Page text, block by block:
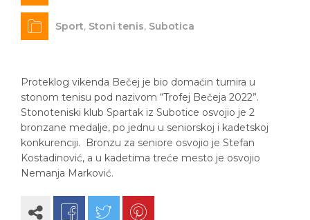
Sport, Stoni tenis, Subotica
Proteklog vikenda Bečej je bio domaćin turnira u
stonom tenisu pod nazivom “Trofej Bečeja 2022”.
Stonoteniski klub Spartak iz Subotice osvojio je 2
bronzane medalje, po jednu u seniorskoj i kadetskoj
konkurenciji. Bronzu za seniore osvojio je Stefan
Kostadinović, a u kadetima treće mesto je osvojio
Nemanja Marković.